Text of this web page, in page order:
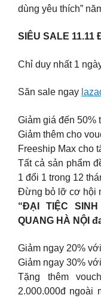
dùng yêu thích”
SIÊU SALE 11.11
Chỉ duy nhất 1
Săn sale ngay
Giảm giá đến 50%
Giảm thêm cho
Freeship Max cho
Tất cả sản phẩm
1 đổi 1 trong 12
Đừng bỏ lỡ cơ hội
“ĐẠI TIỆC SINH
QUANG HÀ NỘI
Giảm ngay 20%
Giảm ngay 30%
Tặng thêm
2.000.000đ ngoài